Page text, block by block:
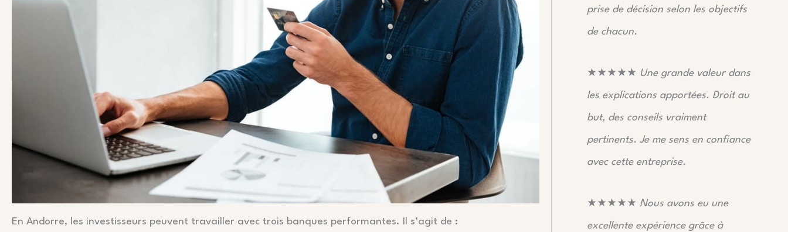
En Andorre, les investisseurs peuvent travailler avec trois banques performantes. Il s’agit de :
prise de décision selon les objectifs
de chacun.
★★★★★ Une grande valeur dans
les explications apportées. Droit au
but, des conseils vraiment
pertinents. Je me sens en confiance
avec cette entreprise.
★★★★★ Nous avons eu une
excellente expérience grâce à